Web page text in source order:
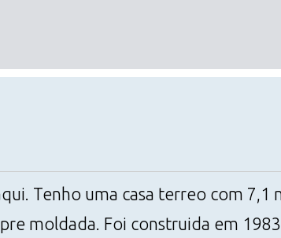
Tenho uma casa terreo com
moldada. Foi construida em